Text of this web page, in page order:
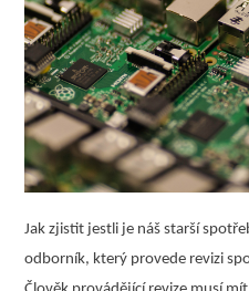
Jak zjistit jestli je náš starší
odborník, který provede revizi